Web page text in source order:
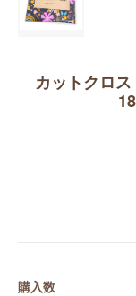
カットクロ
購入数